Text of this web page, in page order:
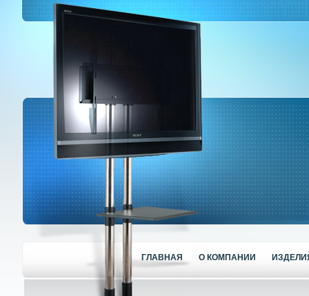
ГЛАВНАЯ О КОМПАНИИ